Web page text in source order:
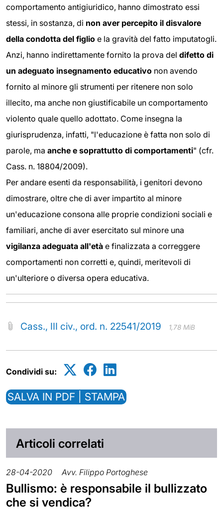
comportamento antigiuridico, hanno dimostrato essi
stessi, in sostanza, di non aver percepito il disvalore
della condotta del figlio e la gravità del fatto imputatogli.
Anzi, hanno indirettamente fornito la prova del difetto di
un adeguato insegnamento educativo non avendo
fornito al minore gli strumenti per ritenere non solo
illecito, ma anche non giustificabile un comportamento
violento quale quello adottato. Come insegna la
giurisprudenza, infatti, "l'educazione è fatta non solo di
parole, ma anche e soprattutto di comportamenti" (cfr.
Cass. n. 18804/2009).
Per andare esenti da responsabilità, i genitori devono
dimostrare, oltre che di aver impartito al minore
un'educazione consona alle proprie condizioni sociali e
familiari, anche di aver esercitato sul minore una
vigilanza adeguata all'età e finalizzata a correggere
comportamenti non corretti e, quindi, meritevoli di
un'ulteriore o diversa opera educativa.
Cass., III civ., ord. n. 22541/2019 1,78 MiB
Condividi su:
SALVA IN PDF | STAMPA
Articoli correlati
28-04-2020 Avv. Filippo Portoghese
Bullismo: è responsabile il bullizzato
che si vendica?